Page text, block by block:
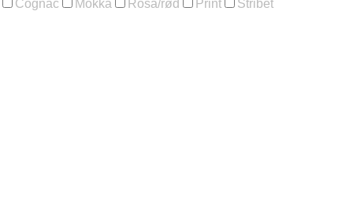
Cognac Mokka Rosa/rød Print Stribet